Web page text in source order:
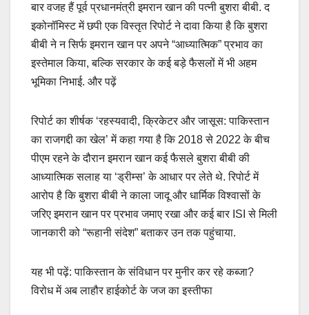
बार वजह हैं पूर्व प्रधानमंत्री इमरान खान की पत्नी बुशरा बीबी. द
इकोनॉमिस्ट में छपी एक विस्तृत रिपोर्ट ने दावा किया है कि बुशरा
बीबी ने न सिर्फ इमरान खान पर अपने “आध्यात्मिक” प्रभाव का
इस्तेमाल किया, बल्कि सरकार के कई बड़े फैसलों में भी अहम
भूमिका निभाई. और पढ़ें
रिपोर्ट का शीर्षक ‘रहस्यवादी, क्रिकेटर और जासूस: पाकिस्तान
का राजगद्दी का खेल’ में कहा गया है कि 2018 से 2022 के बीच
पीएम रहने के दौरान इमरान खान कई फैसले बुशरा बीबी की
आध्यात्मिक सलाह या ‘ड्रीम्स’ के आधार पर लेते थे. रिपोर्ट में
आरोप है कि बुशरा बीबी ने काला जादू और धार्मिक विश्वासों के
जरिए इमरान खान पर प्रभाव जमाए रखा और कई बार ISI से मिली
जानकारी को “रूहानी संदेश” बताकर उन तक पहुंचाया.
यह भी पढ़ें: पाकिस्तान के संविधान पर मुनीर कर रहे कब्जा?
विरोध में अब लाहौर हाईकोर्ट के जज का इस्तीफा